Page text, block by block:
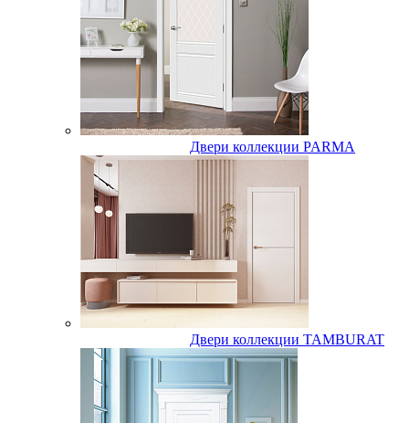
Двери коллекции PARMA
Двери коллекции TAMBURAT